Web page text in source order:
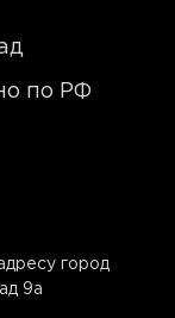
по РФ
город
9а